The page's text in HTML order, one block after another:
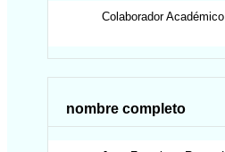
Colaborador Académico
nombre completo